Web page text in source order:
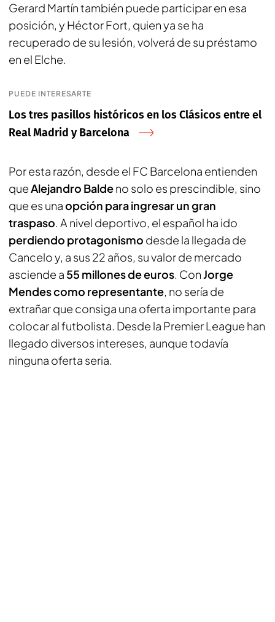
Gerard Martín también puede participar en esa
posición, y Héctor Fort, quien ya se ha
recuperado de su lesión, volverá de su préstamo
en el Elche.
PUEDE INTERESARTE
Los tres pasillos históricos en los Clásicos entre el
Real Madrid y Barcelona
Por esta razón, desde el FC Barcelona entienden
queAlejandro Baldeno solo es prescindible, sino
que es unaopción para ingresar un gran
traspaso. A nivel deportivo, el español ha ido
perdiendo protagonismo desde la llegada de
Cancelo y, a sus 22 años, su valor de mercado
asciende a 55 millones de euros. ConJorge
Mendes como representante, no sería de
extrañar que consiga una oferta importante para
colocar al futbolista. Desde la Premier League han
llegado diversos intereses, aunque todavía
ninguna oferta seria.